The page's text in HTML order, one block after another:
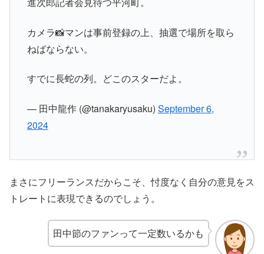
カメラ📸マンは事前登録の上、抽選で場所を取ら
ねばならない。
すでに長蛇の列。どこのスターだよ。
— 田中龍作 (@tanakaryusaku) September 6,
2024
まさにフリーランスだからこそ、忖度なく自分の意見をス
トレートに表現できるのでしょう。
田中節のファンって一定数いるかも